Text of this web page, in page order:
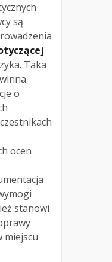
są
Taka
o
ocen
stanowi
miejscu